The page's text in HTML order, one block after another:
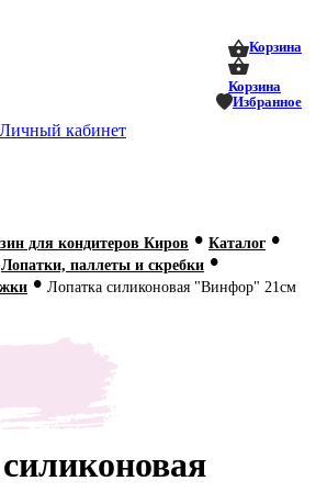
Корзина
Корзина
Избранное
Личный кабинет
для кондитеров Киров • Каталог •
Лопатки, паллеты и скребки •
• Лопатка силиконовая "Винфор" 21см